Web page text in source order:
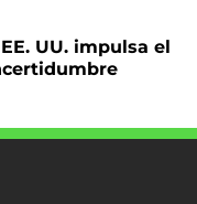
UU. impulsa el